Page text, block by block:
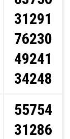
31291
76230
49241
34248
55754
31286